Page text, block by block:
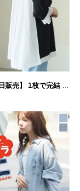
ハク使い トップス | 大きいサイズの通販ならハッピーマリリン